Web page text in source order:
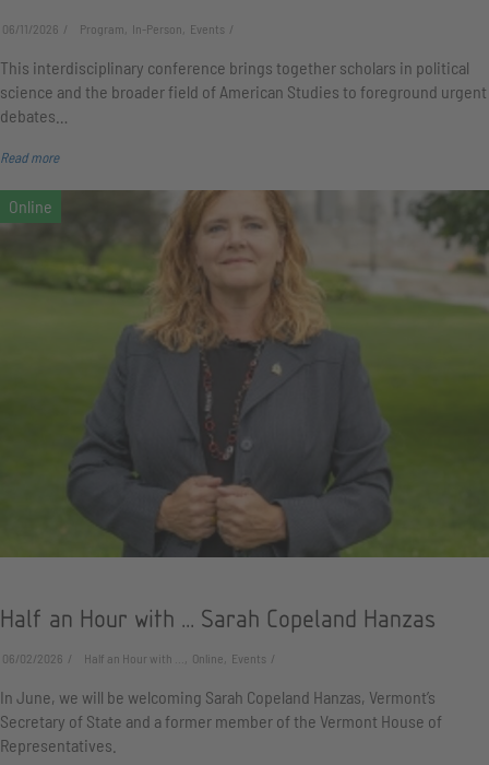
06/11/2026 Program, In-Person, Events
This interdisciplinary conference brings together scholars in political
science and the broader field of American Studies to foreground urgent
debates…
Read more
Half an Hour with ... Sarah Copeland Hanzas
06/02/2026 Half an Hour with ..., Online, Events
In June, we will be welcoming Sarah Copeland Hanzas, Vermont’s
Secretary of State and a former member of the Vermont House of
Representatives.